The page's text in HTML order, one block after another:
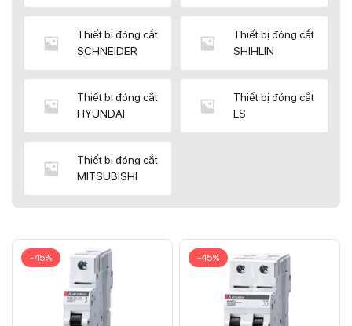
Thiết bị đóng cắt
SCHNEIDER
Thiết bị đóng cắt
SHIHLIN
Thiết bị đóng cắt
HYUNDAI
Thiết bị đóng cắt
LS
Thiết bị đóng cắt
MITSUBISHI
-45% -45%